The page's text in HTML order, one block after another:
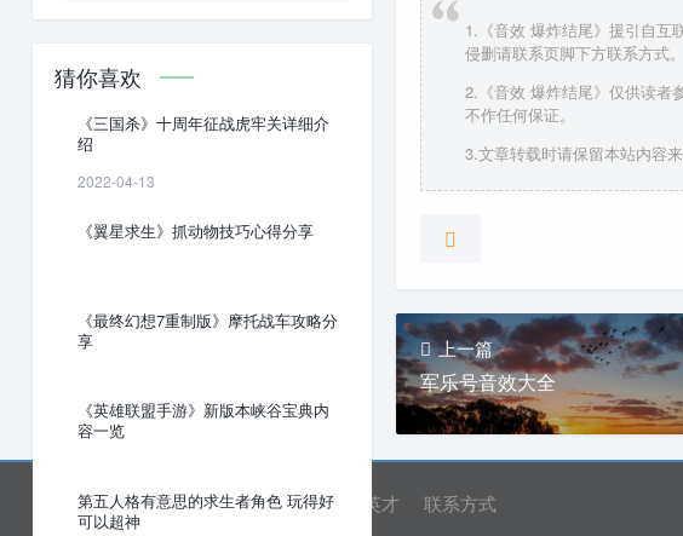
1.《音效 爆炸结尾》援引自互
侵删请联系页脚下方联系方式。
2.《音效 爆炸结尾》仅供读者
不作任何保证。
3.文章转载时请保留本站内容
上一篇
军乐号音效大全
猜你喜欢
《三国杀》十周年征战虎牢关详细介
绍
2022-04-13
《翼星求生》抓动物技巧心得分享
《最终幻想7重制版》摩托战车攻略分
享
《英雄联盟手游》新版本峡谷宝典内
容一览
第五人格有意思的求生者角色 玩得好
可以超神
网站首页 关于我们 诚聘英才 联系方式